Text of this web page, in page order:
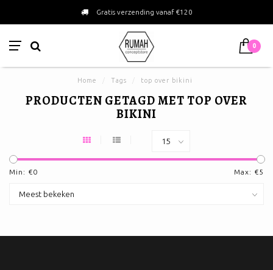
Gratis verzending vanaf €120
0
Home Tags top over bikini
PRODUCTEN GETAGD MET TOP OVER
BIKINI
Min: €0 Max: €5